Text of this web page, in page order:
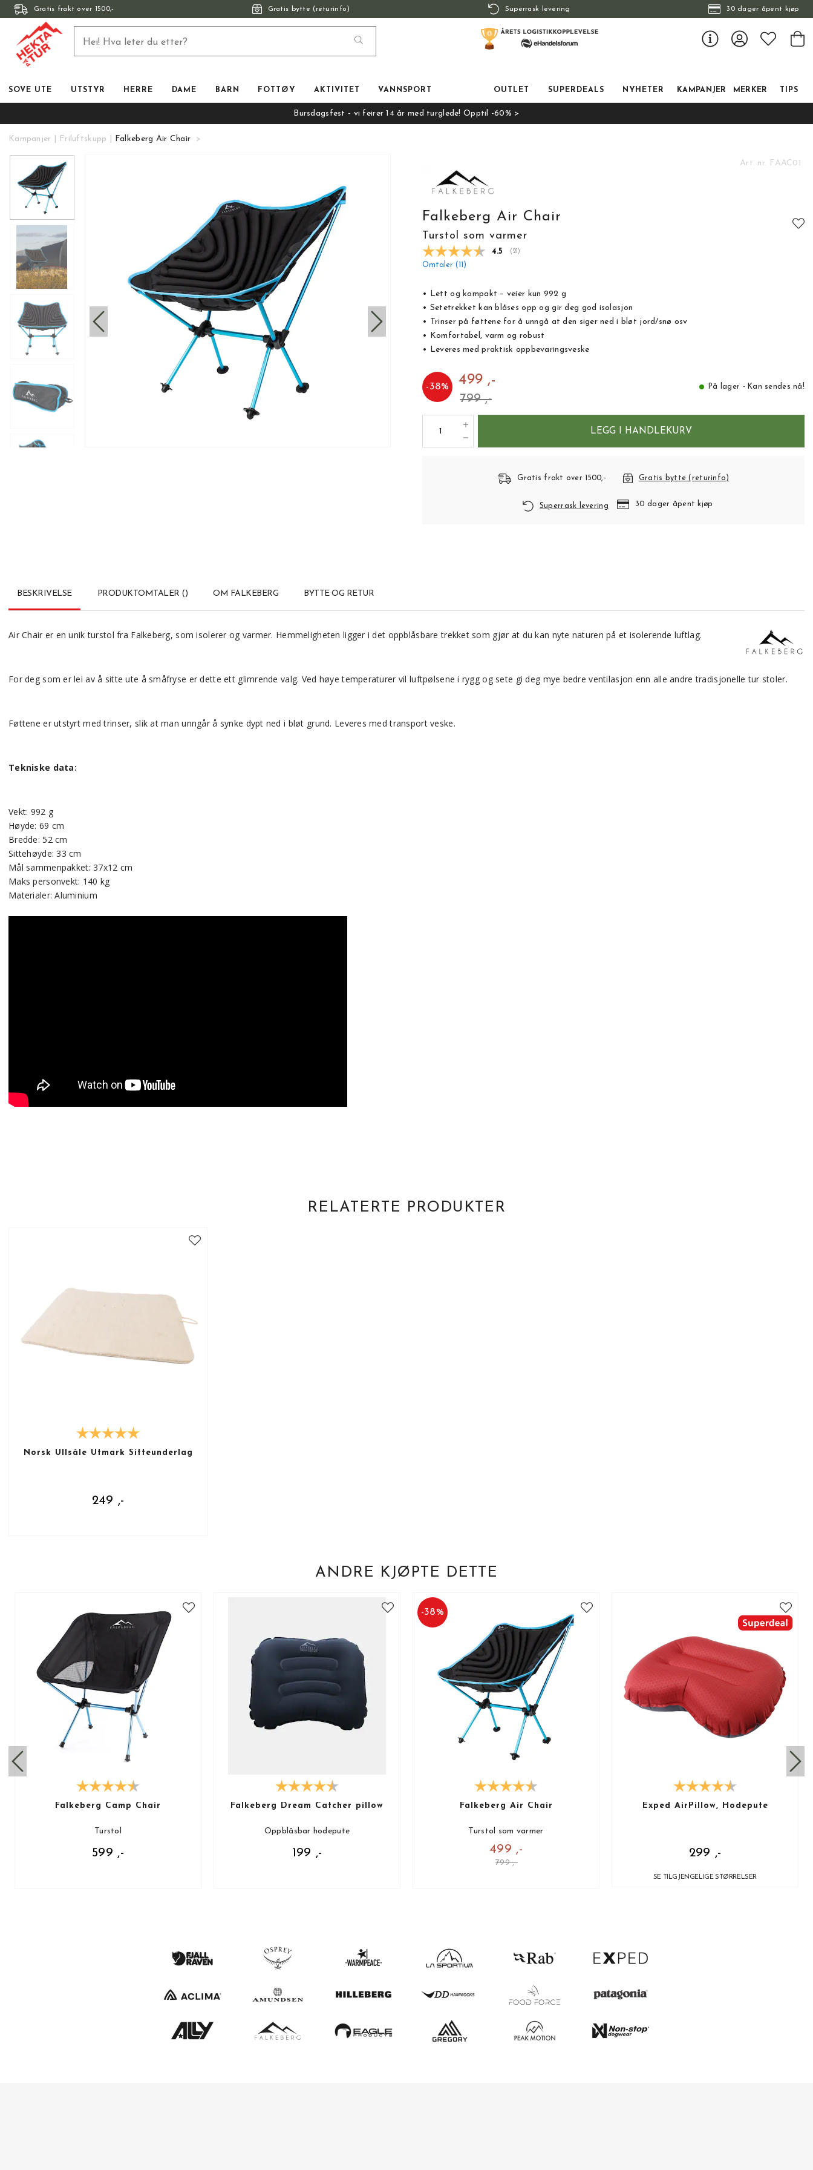
Gratis frakt over 1500,- Gratis bytte (returinfo) Superrask levering 30 dager åpent kjøp
SOVE UTE UTSTYR HERRE DAME BARN FOTTØY AKTIVITET VANNSPORT OUTLET SUPERDEALS NYHETER KAMPANJER MERKER TIPS
Bursdagsfest - vi feirer 14 år med turglede! Opptil -60% >
Kampanjer Friluftskupp Falkeberg Air Chair
Art. nr. FAAC01
Falkeberg Air Chair
Turstol som varmer
Gjennomsnittskarakter:
4.5 (stemmer:
21 )
Omtaler ( )
• Lett og kompakt – veier kun 992 g
• Setetrekket kan blåses opp og gir deg god isolasjon
• Trinser på føttene for å unngå at den siger ned i bløt jord/snø osv
• Komfortabel, varm og robust
• Leveres med praktisk oppbevaringsveske
-38% 499 ,-
799 ,-
På lager - Kan sendes nå!
LEGG I HANDLEKURV
Gratis frakt over 1500,- Gratis bytte (returinfo)
Superrask levering 30 dager åpent kjøp
BESKRIVELSE PRODUKTOMTALER () OM FALKEBERG BYTTE OG RETUR
Air Chair er en unik turstol fra Falkeberg, som isolerer og varmer. Hemmeligheten ligger i det oppblåsbare trekket som gjør at du kan nyte naturen på et isolerende luftlag.
For deg som er lei av å sitte ute å småfryse er dette ett glimrende valg. Ved høye temperaturer vil luftpølsene i rygg og sete gi deg mye bedre ventilasjon enn alle andre tradisjonelle tur stoler.
Føttene er utstyrt med trinser, slik at man unngår å synke dypt ned i bløt grund. Leveres med transport veske.
Tekniske data:
Vekt: 992 g
Høyde: 69 cm
Bredde: 52 cm
Sittehøyde: 33 cm
Mål sammenpakket: 37x12 cm
Maks personvekt: 140 kg
Materialer: Aluminium
RELATERTE PRODUKTER
Norsk Ullsåle Utmark Sitteunderlag
249 ,-
ANDRE KJØPTE DETTE
Falkeberg Camp Chair
Turstol
599 ,-
Falkeberg Dream Catcher pillow
Oppblåsbar hodepute
199 ,-
-38%
Falkeberg Air Chair
Turstol som varmer
499 ,-
799 ,-
Exped AirPillow, Hodepute
299 ,-
SE TILGJENGELIGE STØRRELSER